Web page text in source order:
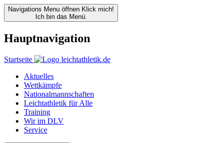
Navigations Menu öffnen Klick mich!
Ich bin das Menü.
Hauptnavigation
Startseite
Aktuelles
Wettkämpfe
Nationalmannschaften
Leichtathletik für Alle
Training
Wir im DLV
Service